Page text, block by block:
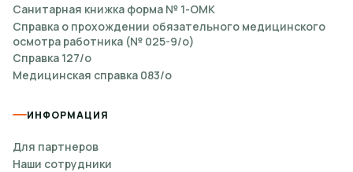
Санитарная книжка форма № 1-ОМК
Справка о прохождении обязательного медицинского
осмотра работника (№ 025-9/о)
Справка 127/о
Медицинская справка 083/о
ИНФОРМАЦИЯ
Для партнеров
Наши сотрудники